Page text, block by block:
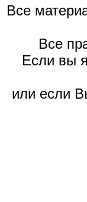
Все
Все
Если вы
или если